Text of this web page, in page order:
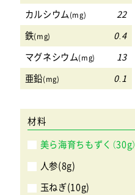
カルシウム(mg) 22
鉄(mg) 0.4
マグネシウム(mg) 13
亜鉛(mg) 0.1
材料
美ら海育ちもずく（30g）
人参(8g)
玉ねぎ(10g)